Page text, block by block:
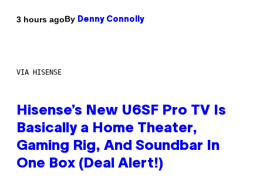
3 hours agoBy Denny Connolly
VIA HISENSE
Hisense’s New U6SF Pro TV Is
Basically a Home Theater,
Gaming Rig, And Soundbar In
One Box (Deal Alert!)